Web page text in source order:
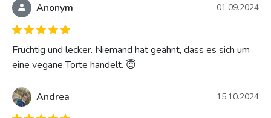
Anonym 01.09.2024
Fruchtig und lecker. Niemand hat geahnt, dass es sich um
eine vegane Torte handelt. 😇
Andrea 15.10.2024